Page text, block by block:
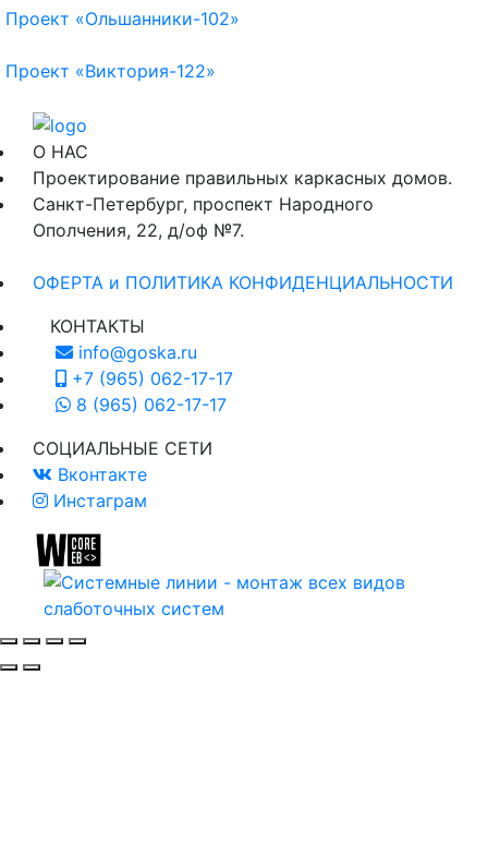
Проект «Ольшанники-102»
Проект «Виктория-122»
О НАС
Проектирование правильных каркасных домов.
Санкт-Петербург, проспект Народного
Ополчения, 22, д/оф №7.
ОФЕРТА и ПОЛИТИКА КОНФИДЕНЦИАЛЬНОСТИ
КОНТАКТЫ
info@goska.ru
+7 (965) 062-17-17
8 (965) 062-17-17
СОЦИАЛЬНЫЕ СЕТИ
Вконтакте
Инстаграм